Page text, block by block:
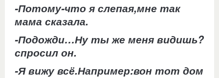
-Потому-что я слепая,мне так
мама сказала.
-Подожди…Ну ты же меня видишь?
спросил он.
-Я вижу всё.Например:вон тот дом